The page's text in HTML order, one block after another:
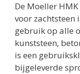
De Moeller
voor zachtsteen
gebruik op alle
kunststeen,
is een
bijgeleverde